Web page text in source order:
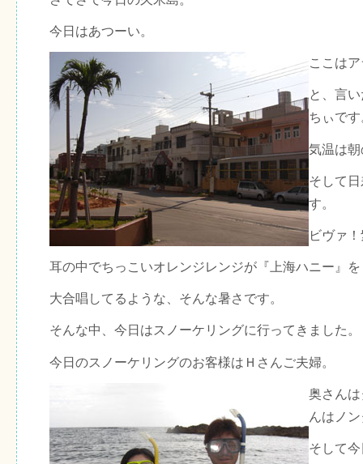
今日はあつーい。
ここは
と、言
ちぃです
気温は
そして
す。
ビヴァ
耳の中でちっこいオレンジレンジが『上海ハニー』を
大合唱してるような、そんな暑さです。
そんな中、今日はスノーケリングに行ってきました。
今日のスノーケリングのお客様はＨさんご夫婦。
奥さん
んはノ
そして